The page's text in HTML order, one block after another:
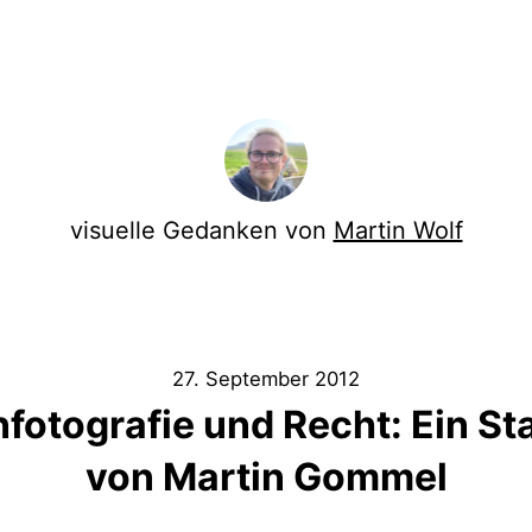
visuelle Gedanken von Martin Wolf
27. September 2012
und Recht: Ein
von Martin Gommel